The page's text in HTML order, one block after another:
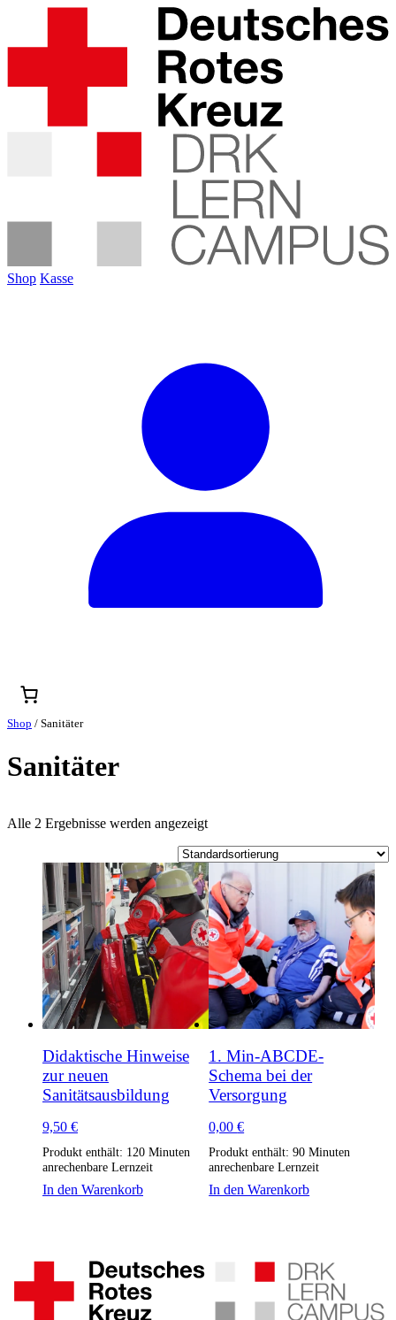
Shop Kasse
Shop / Sanitäter
Sanitäter
Alle 2 Ergebnisse werden angezeigt
Didaktische Hinweise
zur neuen
Sanitätsausbildung
9,50 €
Produkt enthält: 120 Minuten
anrechenbare Lernzeit
In den Warenkorb
1. Min-ABCDE-
Schema bei der
Versorgung
0,00€
Produkt enthält: 90Minuten
anrechenbare Lernzeit
In den Warenkorb